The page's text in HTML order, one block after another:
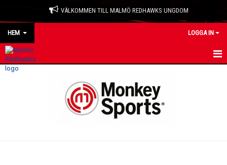
VÄLKOMMEN TILL MALMÖ REDHAWKS UNGDOM
HEM LOGGA IN
HEM